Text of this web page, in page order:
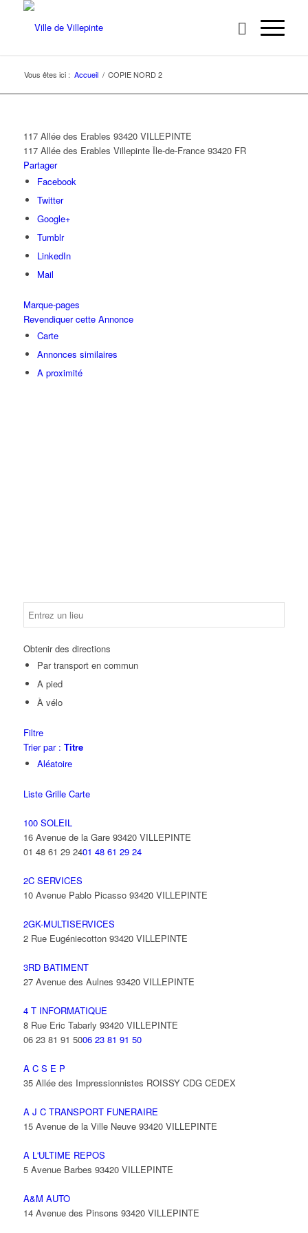
Vous êtes ici : Accueil / COPIE NORD 2
117 Allée des Erables 93420 VILLEPINTE
117 Allée des Erables Villepinte Île-de-France 93420 FR
Partager
Facebook
Twitter
Google+
Tumblr
LinkedIn
Mail
Marque-pages
Revendiquer cette Annonce
Carte
Annonces similaires
A proximité
Obtenir des directions
Par transport en commun
A pied
À vélo
Filtre
Trier par : Titre
Aléatoire
Liste Grille Carte
100 SOLEIL
16 Avenue de la Gare 93420 VILLEPINTE
01 48 61 29 2401 48 61 29 24
2C SERVICES
10 Avenue Pablo Picasso 93420 VILLEPINTE
2GK-MULTISERVICES
2 Rue Eugéniecotton 93420 VILLEPINTE
3RD BATIMENT
27 Avenue des Aulnes 93420 VILLEPINTE
4 T INFORMATIQUE
8 Rue Eric Tabarly 93420 VILLEPINTE
06 23 81 91 5006 23 81 91 50
A C S E P
35 Allée des Impressionnistes ROISSY CDG CEDEX
A J C TRANSPORT FUNERAIRE
15 Avenue de la Ville Neuve 93420 VILLEPINTE
A L'ULTIME REPOS
5 Avenue Barbes 93420 VILLEPINTE
A&M AUTO
14 Avenue des Pinsons 93420 VILLEPINTE